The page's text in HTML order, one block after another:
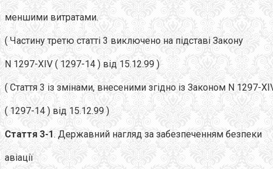
меншими витратами.
( Частину третю статті 3 виключено на підставі Закону
N 1297-XIV ( 1297-14 ) від 15.12.99 )
( Стаття 3 із змінами, внесеними згідно із Законом N 1297-
( 1297-14 ) від 15.12.99 )
Стаття 3-1. Державний нагляд за забезпеченням безпеки
авіації